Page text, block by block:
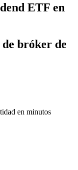
ETF en
bróker de
en minutos